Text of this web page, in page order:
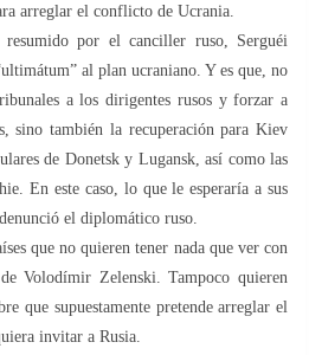
arreglar el conflicto de Ucrania.
por el canciller ruso, Serguéi
al plan ucraniano. Y es que, no
a los dirigentes rusos y forzar a
sino también la recuperación para Kiev
de Donetsk y Lugansk, así como las
En este caso, lo que le esperaría a sus
el diplomático ruso.
que no quieren tener nada que ver con
Volodímir Zelenski. Tampoco quieren
que supuestamente pretende arreglar el
invitar a Rusia.